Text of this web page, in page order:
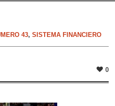
43, SISTEMA FINANCIERO
0